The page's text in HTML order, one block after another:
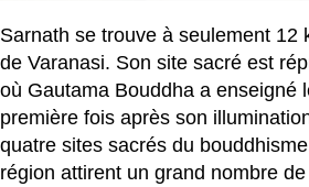
Sarnath se trouve à seulement 12
de Varanasi. Son site sacré est
où Gautama Bouddha a enseigné
première fois après son
quatre sites sacrés du
région attirent un grand nombre